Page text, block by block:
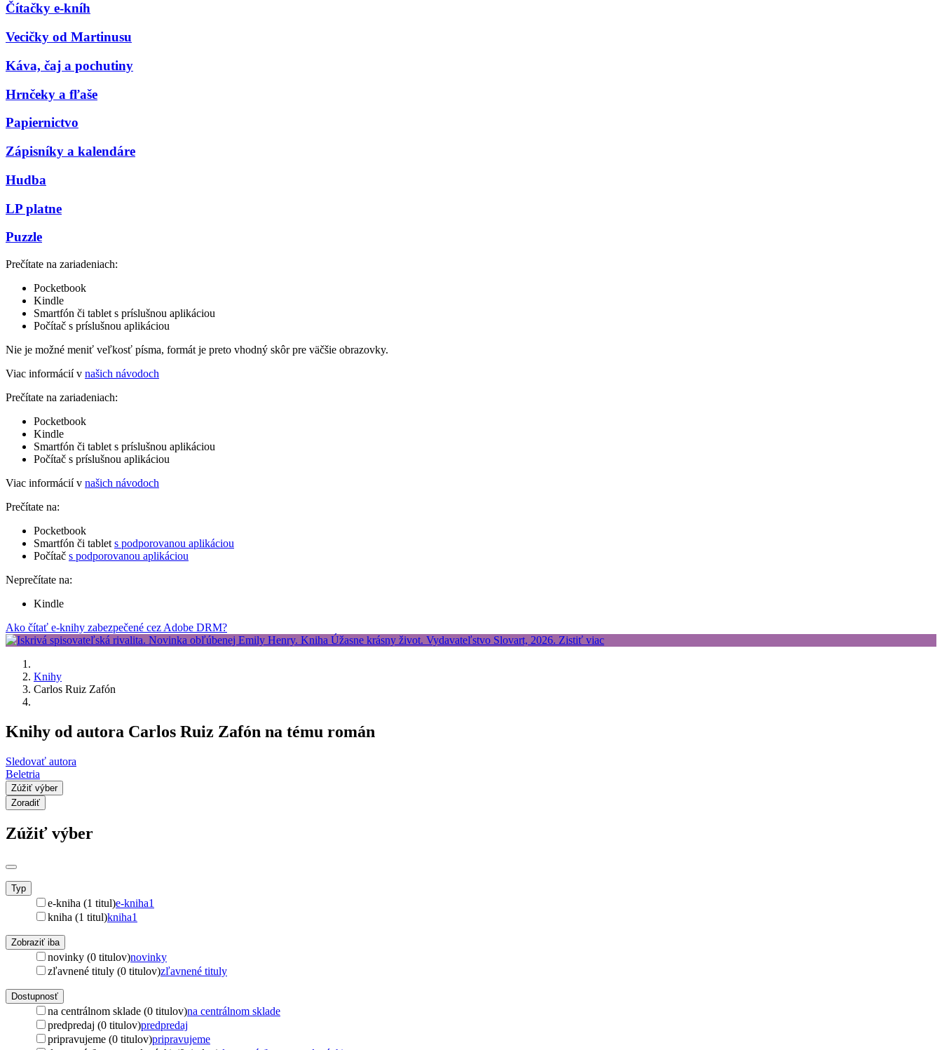
Čítačky e-kníh
Vecičky od Martinusu
Káva, čaj a pochutiny
Hrnčeky a fľaše
Papiernictvo
Zápisníky a kalendáre
Hudba
LP platne
Puzzle
Prečítate na zariadeniach:
Pocketbook
Kindle
Smartfón či tablet s príslušnou aplikáciou
Počítač s príslušnou aplikáciou
Nie je možné meniť veľkosť písma, formát je preto vhodný skôr pre väčšie obrazovky.
Viac informácií v našich návodoch
Prečítate na zariadeniach:
Pocketbook
Kindle
Smartfón či tablet s príslušnou aplikáciou
Počítač s príslušnou aplikáciou
Viac informácií v našich návodoch
Prečítate na:
Pocketbook
Smartfón či tablet s podporovanou aplikáciou
Počítač s podporovanou aplikáciou
Neprečítate na:
Kindle
Ako čítať e-knihy zabezpečené cez Adobe DRM?
Knihy
Carlos Ruiz Zafón
Knihy od autora Carlos Ruiz Zafón na tému román
Sledovať autora
Beletria
Zúžiť výber
Zoradiť
Zúžiť výber
Typ
e-kniha (1 titul)e-kniha1
kniha (1 titul)kniha1
Zobraziť iba
novinky (0 titulov)novinky
zľavnené tituly (0 titulov)zľavnené tituly
Dostupnosť
na centrálnom sklade (0 titulov)na centrálnom sklade
predpredaj (0 titulov)predpredaj
pripravujeme (0 titulov)pripravujeme